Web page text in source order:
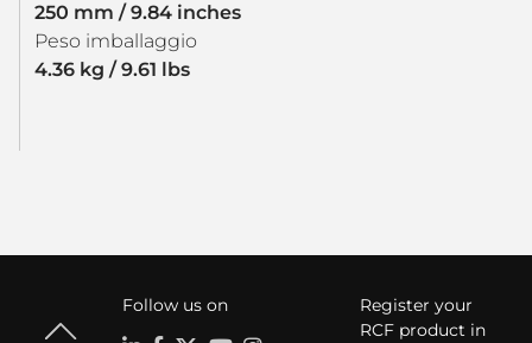
250 mm / 9.84 inches
Peso imballaggio
4.36 kg / 9.61 lbs
Follow us on
Register your
RCF product in